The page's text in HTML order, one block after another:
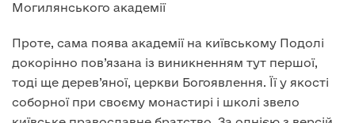
Могилянського академії
Проте, сама поява академії на київському Подолі
докорінно пов’язана із виникненням тут першої,
тоді ще дерев’яної, церкви Богоявлення. Її у якості
соборної при своєму монастирі і школі звело